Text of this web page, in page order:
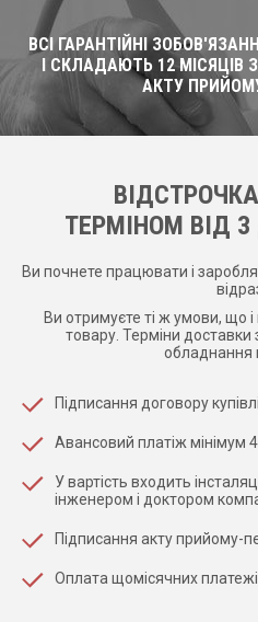
ВСІ ГАРАНТІЙНІ
І СКЛАДАЮТЬ 12 МІСЯЦІВ
АКТУ
ТЕРМІНОМ ВІД
Ви почнете працювати і
Ви отримуєте ті ж умови, що
товару. Терміни доставки
обладнання
Підписання договору
Авансовий платіж мінімум
У вартість входить
інженером і доктором
Підписання акту прийому-
Оплата щомісячних